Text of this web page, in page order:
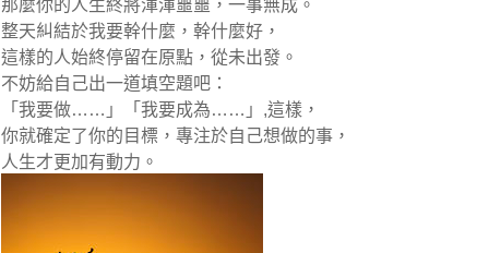
那麼你的人生終將渾渾噩噩，一事無成。
整天糾結於我要幹什麼，幹什麼好，
這樣的人始終停留在原點，從未出發。
不妨給自己出一道填空題吧：
「我要做……」「我要成為……」,這樣，
你就確定了你的目標，專注於自己想做的事，
人生才更加有動力。